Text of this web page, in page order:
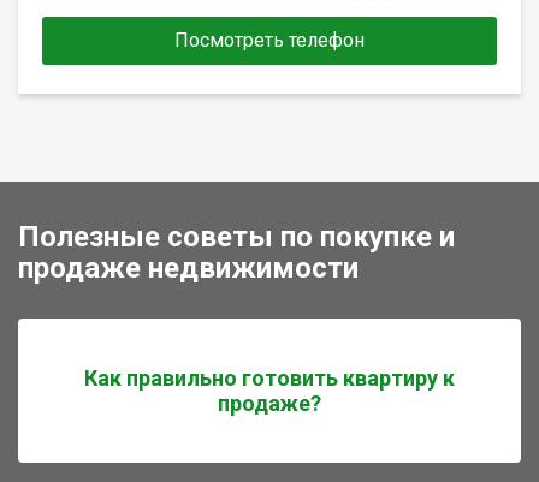
Посмотреть телефон
Полезные советы по покупке и
продаже недвижимости
Как правильно готовить квартиру к
продаже?